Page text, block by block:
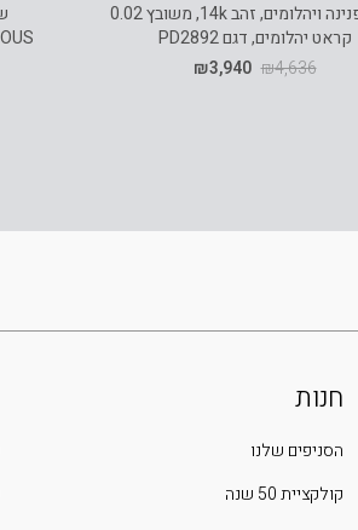
תליון פנינה ויהלומים, זהב 14k, משובץ 0.02
קראט יהלומים, דגם PD2892
₪4,636
₪3,940
חנות
הסניפים שלנו
קולקציית 50 שנה